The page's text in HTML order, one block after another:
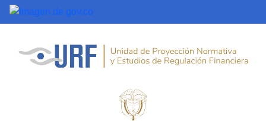
Saltar al contenido principal